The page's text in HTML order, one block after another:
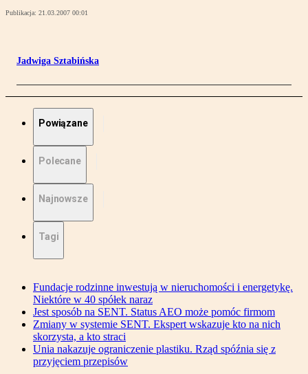
Publikacja: 21.03.2007 00:01
Jadwiga Sztabińska
Powiązane
Polecane
Najnowsze
Tagi
Fundacje rodzinne inwestują w nieruchomości i energetykę.
Niektóre w 40 spółek naraz
Jest sposób na SENT. Status AEO może pomóc firmom
Zmiany w systemie SENT. Ekspert wskazuje kto na nich
skorzysta, a kto straci
Unia nakazuje ograniczenie plastiku. Rząd spóźnia się z
przyjęciem przepisów